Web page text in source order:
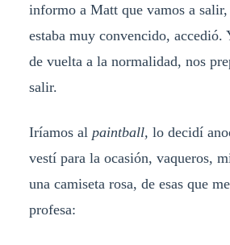
informo a Matt que vamos a
estaba muy convencido, accedió.
de vuelta a la normalidad, nos
salir.
Iríamos al paintball, lo decidí
vestí para la ocasión, vaqueros,
una camiseta rosa, de esas que
profesa: